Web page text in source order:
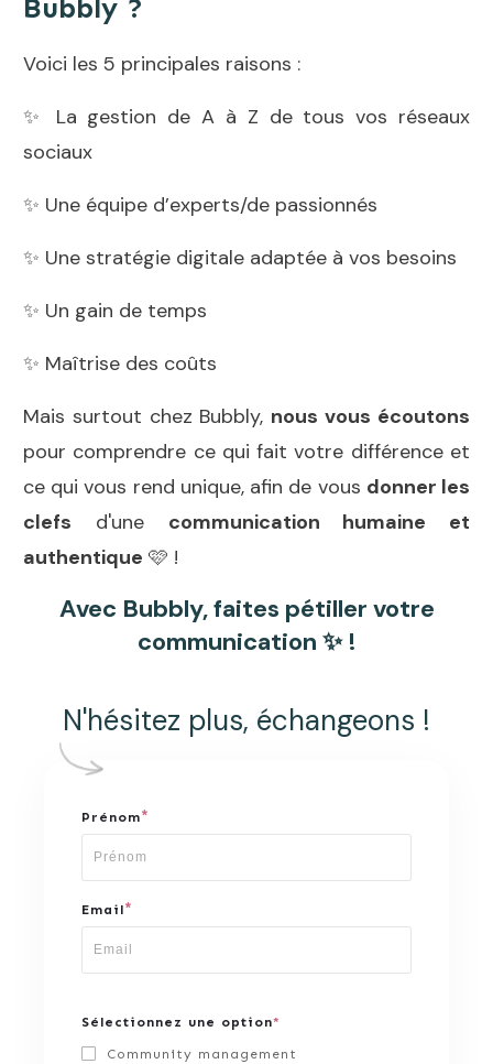
Bubbly ?
Voici les 5 principales raisons :
✨ La gestion de A à Z de tous vos réseaux
sociaux
✨ Une équipe d’experts/de passionnés
✨ Une stratégie digitale adaptée à vos besoins
✨ Un gain de temps
✨ Maîtrise des coûts
Mais surtout chez Bubbly, nous vous écoutons
pour comprendre ce qui fait votre différence et
ce qui vous rend unique, afin de vous donner les
clefs d'une communication humaine et
authentique 🩷 !
Avec Bubbly, faites pétiller votre
communication ✨ !
N'hésitez plus, échangeons !
Prénom*
Email*
Sélectionnez une option*
Community management